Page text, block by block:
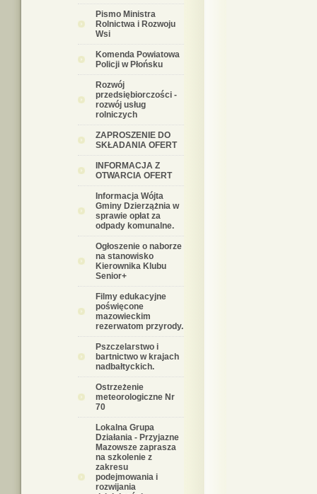
Pismo Ministra
Rolnictwa i Rozwoju
Wsi
Komenda Powiatowa
Policji w Płońsku
Rozwój
przedsiębiorczości -
rozwój usług
rolniczych
ZAPROSZENIE DO
SKŁADANIA OFERT
INFORMACJA Z
OTWARCIA OFERT
Informacja Wójta
Gminy Dzierzążnia w
sprawie opłat za
odpady komunalne.
Ogłoszenie o naborze
na stanowisko
Kierownika Klubu
Senior+
Filmy edukacyjne
poświęcone
mazowieckim
rezerwatom przyrody.
Pszczelarstwo i
bartnictwo w krajach
nadbałtyckich.
Ostrzeżenie
meteorologiczne Nr
70
Lokalna Grupa
Działania - Przyjazne
Mazowsze zaprasza
na szkolenie z
zakresu
podejmowania i
rozwijania